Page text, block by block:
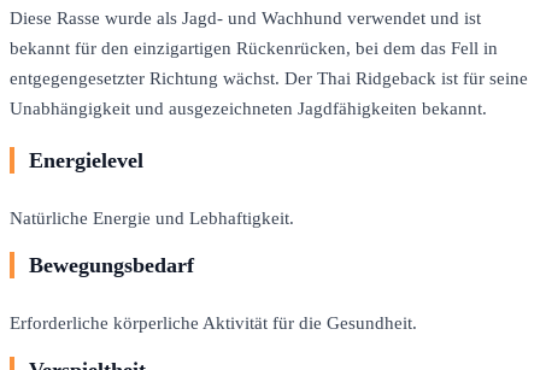
Diese Rasse wurde als Jagd- und Wachhund verwendet und ist
bekannt für den einzigartigen Rückenrücken, bei dem das Fell in
entgegengesetzter Richtung wächst. Der Thai Ridgeback ist für seine
Unabhängigkeit und ausgezeichneten Jagdfähigkeiten bekannt.
Energielevel
Natürliche Energie und Lebhaftigkeit.
Bewegungsbedarf
Erforderliche körperliche Aktivität für die Gesundheit.